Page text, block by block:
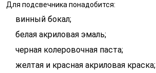
Для подсвечника понадобится:
винный бокал;
белая акриловая эмаль;
черная колеровочная паста;
желтая и красная акриловая краска;